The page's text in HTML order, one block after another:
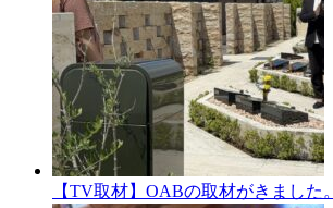
【TV取材】OABの取材がきました。